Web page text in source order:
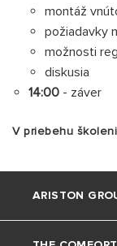
montáž
požiadavky
možnosti
diskusia
14:00 - záver
V priebehu
ARISTON